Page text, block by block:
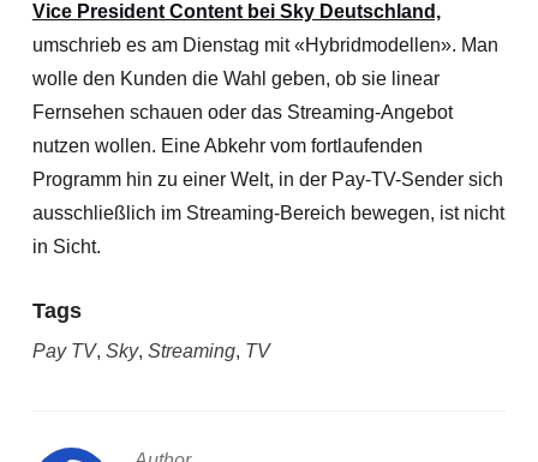
Vice President Content bei Sky Deutschland,
umschrieb es am Dienstag mit «Hybridmodellen». Man
wolle den Kunden die Wahl geben, ob sie linear
Fernsehen schauen oder das Streaming-Angebot
nutzen wollen. Eine Abkehr vom fortlaufenden
Programm hin zu einer Welt, in der Pay-TV-Sender sich
ausschließlich im Streaming-Bereich bewegen, ist nicht
in Sicht.
Tags
Pay TV, Sky, Streaming, TV